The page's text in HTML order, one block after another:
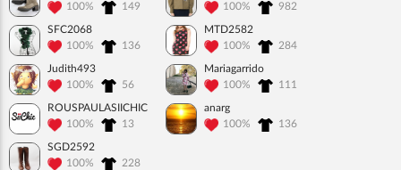
100%
149
100%
982
SFC2068
100%
136
MTD2582
100%
284
Judith493
100%
56
Mariagarrido
100%
111
ROUSPAULASIICHIC
100%
13
anarg
100%
136
SGD2592
100%
228